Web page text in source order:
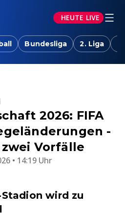
HEUTE LIVE
Bundesliga 2. Liga
2026: FIFA
-
Vorfälle
• 14:19 Uhr
wird zu